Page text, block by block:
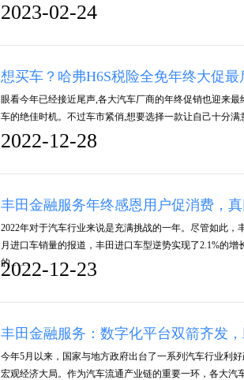
2023-02-24
想买车？哈弗H6S税险全免年终大促最
眼看今年已经接近尾声,各大汽车厂商的年终促销也迎来
车的绝佳时机。不过车市紧俏,想要选择一款让自己十分
2022-12-28
丰田金融服务年终感恩用户促消费，
2022年对于汽车行业来说是充满挑战的一年。尽管如此
月进口车销量的报道，丰田进口车型逆势实现了2.1%的
的……
2022-12-23
丰田金融服务：数字化平台双箭齐发
今年5月以来，国家与地方政府出台了一系列汽车行业利
宏观经济大局。作为汽车流通产业链的重要一环，各大